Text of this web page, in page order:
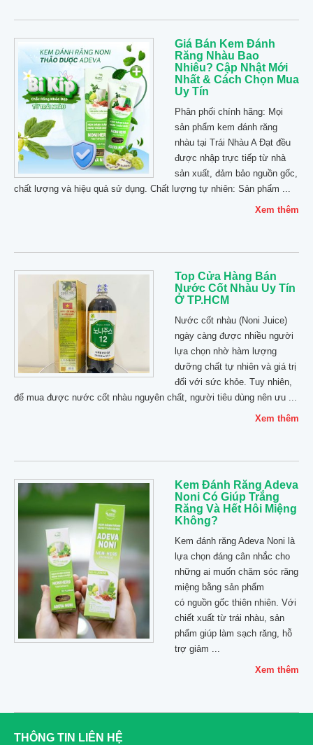
Giá Bán Kem Đánh
Răng Nhàu Bao
Nhiêu? Cập Nhật Mới
Nhất & Cách Chọn Mua
Uy Tín
Phân phối chính hãng: Mọi
sản phẩm kem đánh răng
nhàu tại Trái Nhàu A Đạt đều
được nhập trực tiếp từ nhà
sản xuất, đảm bảo nguồn gốc,
chất lượng và hiệu quả sử dụng. Chất lượng tự nhiên: Sản phẩm ...
Xem thêm
Top Cửa Hàng Bán
Nước Cốt Nhàu Uy Tín
Ở TP.HCM
Nước cốt nhàu (Noni Juice)
ngày càng được nhiều người
lựa chọn nhờ hàm lượng
dưỡng chất tự nhiên và giá trị
đối với sức khỏe. Tuy nhiên,
để mua được nước cốt nhàu nguyên chất, người tiêu dùng nên ưu ...
Xem thêm
Kem Đánh Răng Adeva
Noni Có Giúp Trắng
Răng Và Hết Hôi Miệng
Không?
Kem đánh răng Adeva Noni là
lựa chọn đáng cân nhắc cho
những ai muốn chăm sóc răng
miệng bằng sản phẩm
có nguồn gốc thiên nhiên. Với
chiết xuất từ trái nhàu, sản
phẩm giúp làm sạch răng, hỗ
trợ giảm ...
Xem thêm
THÔNG TIN LIÊN HỆ